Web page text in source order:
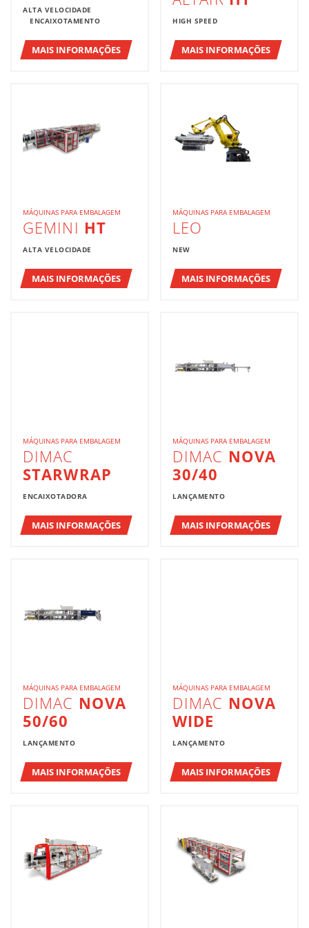
ALTA VELOCIDADE
ENCAIXOTAMENTO
MAIS INFORMAÇÕES
HIGH SPEED
MAIS INFORMAÇÕES
MÁQUINAS PARA EMBALAGEM
GEMINI HT
ALTA VELOCIDADE
MAIS INFORMAÇÕES
MÁQUINAS PARA EMBALAGEM
LEO
NEW
MAIS INFORMAÇÕES
MÁQUINAS PARA EMBALAGEM
DIMAC
STARWRAP
ENCAIXOTADORA
MAIS INFORMAÇÕES
MÁQUINAS PARA EMBALAGEM
DIMAC NOVA
30/40
LANÇAMENTO
MAIS INFORMAÇÕES
MÁQUINAS PARA EMBALAGEM
DIMAC NOVA
50/60
LANÇAMENTO
MAIS INFORMAÇÕES
MÁQUINAS PARA EMBALAGEM
DIMAC NOVA
WIDE
LANÇAMENTO
MAIS INFORMAÇÕES